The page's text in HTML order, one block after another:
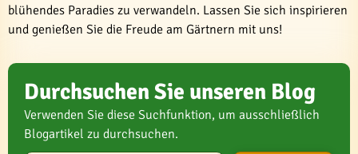
blühendes Paradies zu verwandeln. Lassen Sie sich inspirieren
und genießen Sie die Freude am Gärtnern mit uns!
Durchsuchen Sie unseren Blog
Verwenden Sie diese Suchfunktion, um ausschließlich
Blogartikel zu durchsuchen.